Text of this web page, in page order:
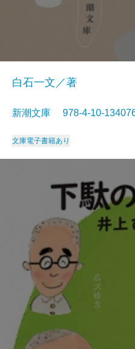
白石一文／著
新潮文庫 978-4-10-
文庫電子書籍あり